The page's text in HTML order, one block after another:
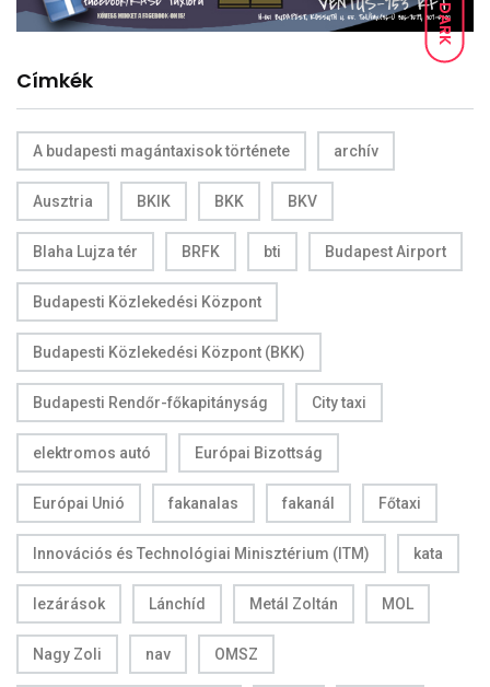
DARK
Címkék
A budapesti magántaxisok története archív
Ausztria BKIK BKK BKV
Blaha Lujza tér BRFK bti Budapest Airport
Budapesti Közlekedési Központ
Budapesti Közlekedési Központ (BKK)
Budapesti Rendőr-főkapitányság City taxi
elektromos autó Európai Bizottság
Európai Unió fakanalas fakanál Főtaxi
Innovációs és Technológiai Minisztérium (ITM) kata
lezárások Lánchíd Metál Zoltán MOL
Nagy Zoli nav OMSZ